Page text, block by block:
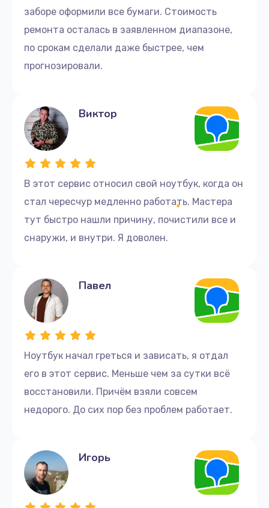
заборе оформили все бумаги. Стоимость
ремонта осталась в заявленном диапазоне,
по срокам сделали даже быстрее, чем
прогнозировали.
В этот сервис относил свой ноутбук, когда он
стал чересчур медленно работать. Мастера
тут быстро нашли причину, почистили все и
снаружи, и внутри. Я доволен.
Виктор
Ноутбук начал греться и зависать, я отдал
его в этот сервис. Меньше чем за сутки всё
восстановили. Причём взяли совсем
недорого. До сих пор без проблем работает.
Павел
Игорь